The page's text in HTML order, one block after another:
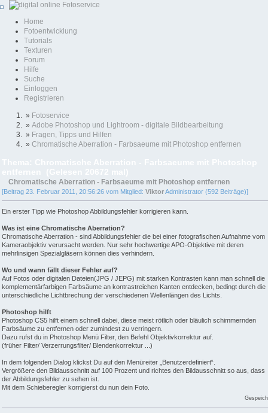
Home
Fotoentwicklung
Tutorials
Texturen
Forum
Hilfe
Suche
Einloggen
Registrieren
» Fotoservice
» Adobe Photoshop und Lightroom - digitale Bildbearbeitung
» Fragen, Tipps und Hilfen
» Chromatische Aberration - Farbsaeume mit Photoshop entfernen
Chromatische Aberration - Farbsaeume mit Photoshop entfernen
[Beitrag 23. Februar 2011, 20:56:26 vom Mitglied: ViktorAdministrator (592 Beiträge)]
Ein erster Tipp wie Photoshop Abbildungsfehler korrigieren kann.
Was ist eine Chromatische Aberration?
Chromatische Aberration - sind Abbildungsfehler die bei einer fotografischen Aufnahme vom
Kameraobjektiv verursacht werden. Nur sehr hochwertige APO-Objektive mit deren
mehrlinsigen Spezialgläsern können dies verhindern.
Wo und wann fällt dieser Fehler auf?
Auf Fotos oder digitalen Dateien(JPG / JEPG) mit starken Kontrasten kann man schnell die
komplementärfarbigen Farbsäume an kontrastreichen Kanten entdecken, bedingt durch die
unterschiedliche Lichtbrechung der verschiedenen Wellenlängen des Lichts.
Photoshop hilft
Photoshop CS5 hilft einem schnell dabei, diese meist rötlich oder bläulich schimmernden
Farbsäume zu entfernen oder zumindest zu verringern.
Dazu rufst du in Photoshop Menü Filter, den Befehl Objektivkorrektur auf.
(früher Filter/ Verzerrungsfilter/ Blendenkorrektur ...)
In dem folgenden Dialog klickst Du auf den Menüreiter „Benutzerdefiniert“.
Vergrößere den Bildausschnitt auf 100 Prozent und richtes den Bildausschnitt so aus, dass
der Abbildungsfehler zu sehen ist.
Mit dem Schieberegler korrigierst du nun dein Foto.